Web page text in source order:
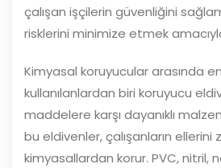
çalışan işçilerin güvenliğini
risklerini minimize etmek amacıyla
Kimyasal koruyucular arasında
kullanılanlardan biri koruyucu
maddelere karşı dayanıklı
bu eldivenler, çalışanların ellerini
kimyasallardan korur. PVC, nitril,